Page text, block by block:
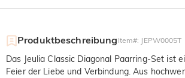
Produktbeschreibung Item#: JEPW0005T
Das Jeulia Classic Diagonal Paarring-Set ist
Feier der Liebe und Verbindung. Aus